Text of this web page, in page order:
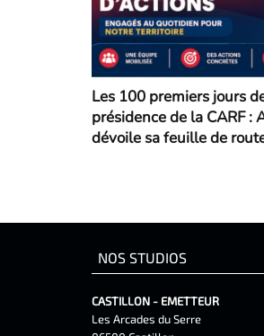
Les 100 premiers jours
présidence de la CARF :
dévoile sa feuille de
NOS STUDIOS
CASTILLON - EMETTEUR
Les Arcades du Serre